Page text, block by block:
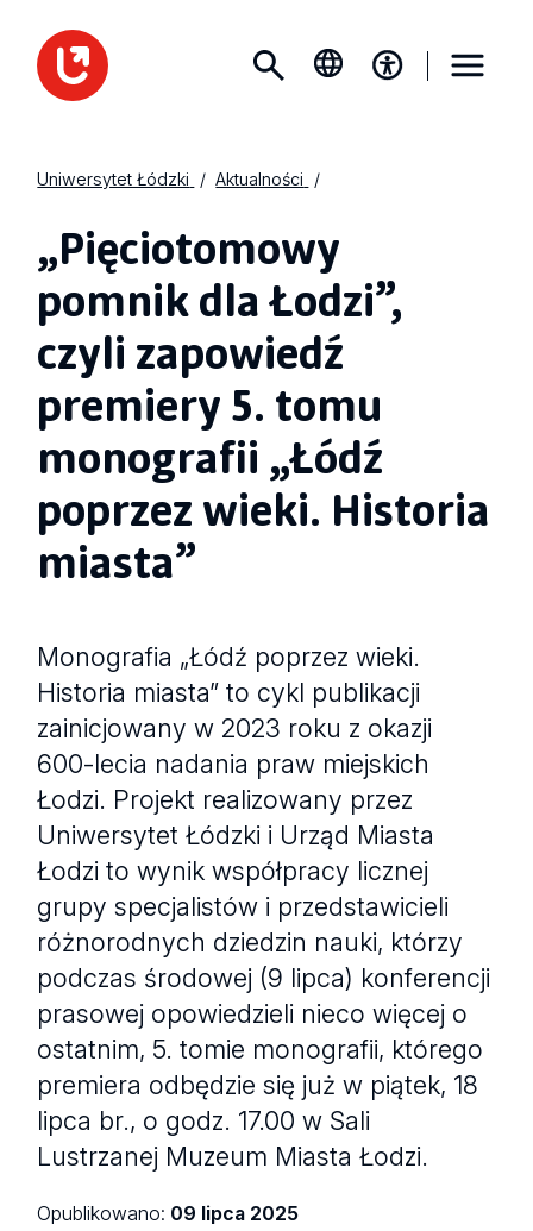
Uniwersytet Łódzki Aktualności
„Pięciotomowy
pomnik dla Łodzi”,
czyli zapowiedź
premiery 5. tomu
monografii „Łódź
poprzez wieki. Historia
miasta”
Monografia „Łódź poprzez wieki.
Historia miasta” to cykl publikacji
zainicjowany w 2023 roku z okazji
600-lecia nadania praw miejskich
Łodzi. Projekt realizowany przez
Uniwersytet Łódzki i Urząd Miasta
Łodzi to wynik współpracy licznej
grupy specjalistów i przedstawicieli
różnorodnych dziedzin nauki, którzy
podczas środowej (9 lipca) konferencji
prasowej opowiedzieli nieco więcej o
ostatnim, 5. tomie monografii, którego
premiera odbędzie się już w piątek, 18
lipca br., o godz. 17.00 w Sali
Lustrzanej Muzeum Miasta Łodzi.
Opublikowano: 09 lipca 2025